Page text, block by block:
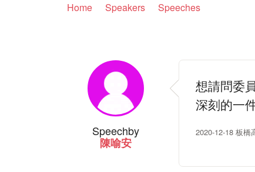
Home Speakers Speeches
Speechby
陳喻安
想請問委
深刻的一
2020-12-18 板橋